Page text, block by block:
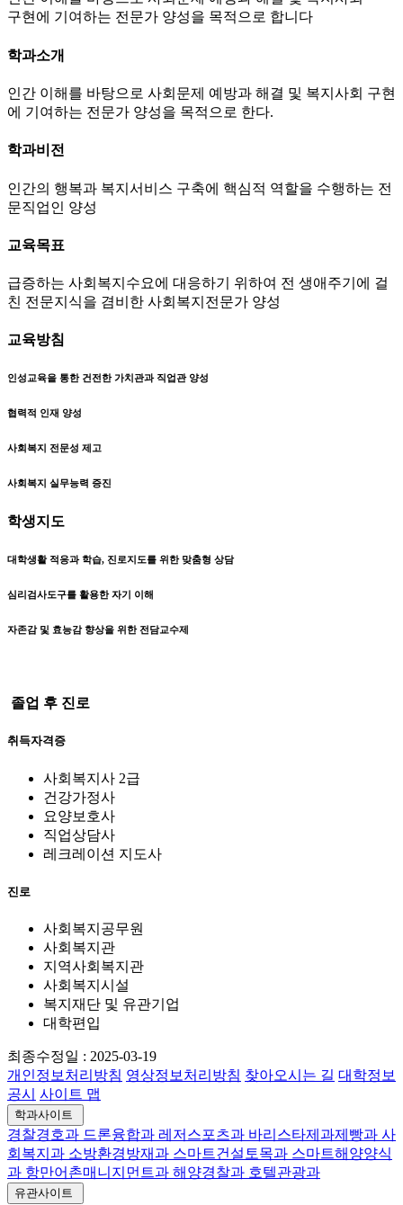
구현에 기여하는 전문가 양성을 목적으로 합니다
학과소개
인간 이해를 바탕으로 사회문제 예방과 해결 및 복지사회 구현
에 기여하는 전문가 양성을 목적으로 한다.
학과비전
인간의 행복과 복지서비스 구축에 핵심적 역할을 수행하는 전
문직업인 양성
교육목표
급증하는 사회복지수요에 대응하기 위하여 전 생애주기에 걸
친 전문지식을 겸비한 사회복지전문가 양성
교육방침
인성교육을 통한 건전한 가치관과 직업관 양성
협력적 인재 양성
사회복지 전문성 제고
사회복지 실무능력 증진
학생지도
대학생활 적응과 학습, 진로지도를 위한 맞춤형 상담
심리검사도구를 활용한 자기 이해
자존감 및 효능감 향상을 위한 전담교수제
졸업 후 진로
취득자격증
사회복지사 2급
건강가정사
요양보호사
직업상담사
레크레이션 지도사
진로
사회복지공무원
사회복지관
지역사회복지관
사회복지시설
복지재단 및 유관기업
대학편입
최종수정일 : 2025-03-19
개인정보처리방침 영상정보처리방침 찾아오시는 길 대학정보
공시 사이트 맵
학과사이트
경찰경호과 드론융합과 레저스포츠과 바리스타제과제빵과 사
회복지과 소방환경방재과 스마트건설토목과 스마트해양양식
과 항만어촌매니지먼트과 해양경찰과 호텔관광과
유관사이트